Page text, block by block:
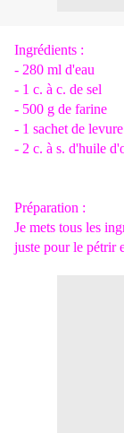
Ingrédients :
- 280 ml d'eau
- 1 c. à c. de sel
- 500 g de farine
- 1 sachet de
- 2 c. à s. d'huile
Préparation :
Je mets tous les
juste pour le pétrir